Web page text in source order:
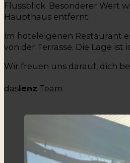
Flussblick. Besonderer Wert
Haupthaus entfernt.
Im hoteleigenen Restaurant
von der Terrasse. Die Lage
Wir freuen uns darauf, dich
daslenz Team